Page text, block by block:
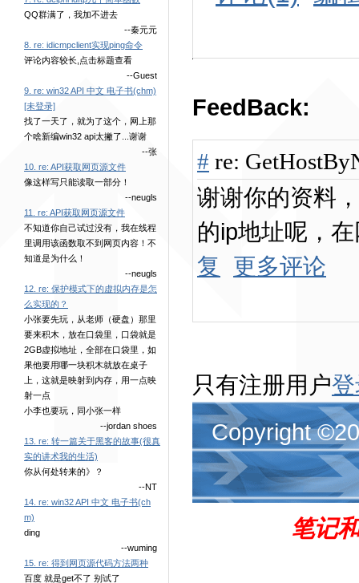
QQ群满了，我加不进去
--秦元元
8. re: idicmpclient实现ping命令
评论内容较长,点击标题查看
--Guest
9. re: win32 API 中文 电子书(chm)
[未登录]
找了一天了，就为了这个，网上那
个啥新编win32 api太撇了...谢谢
--张
10. re: API获取网页源文件
像这样写只能读取一部分！
--neugls
11. re: API获取网页源文件
不知道你自己试过没有，我在线程
里调用该函数取不到网页内容！不
知道是为什么！
--neugls
12. re: 保护模式下的虚拟内存是怎
么实现的？
小张要先玩，从老师（硬盘）那里
要来积木，放在口袋里，口袋就是
2GB虚拟地址，全部在口袋里，如
果他要用哪一块积木就放在桌子
上，这就是映射到内存，用一点映
射一点
小李也要玩，同小张一样
--jordan shoes
13. re: 转一篇关于黑客的故事(很真
实的讲术我的生活)
你从何处转来的》？
--NT
14. re: win32 API 中文 电子书(ch
m)
ding
--wuming
15. re: 得到网页源代码方法两种
百度 就是get不了 别试了
FeedBack:
# re:
谢谢你的资料
的ip地址呢，
复
更多评论
只有注册用户
Copyright
笔记